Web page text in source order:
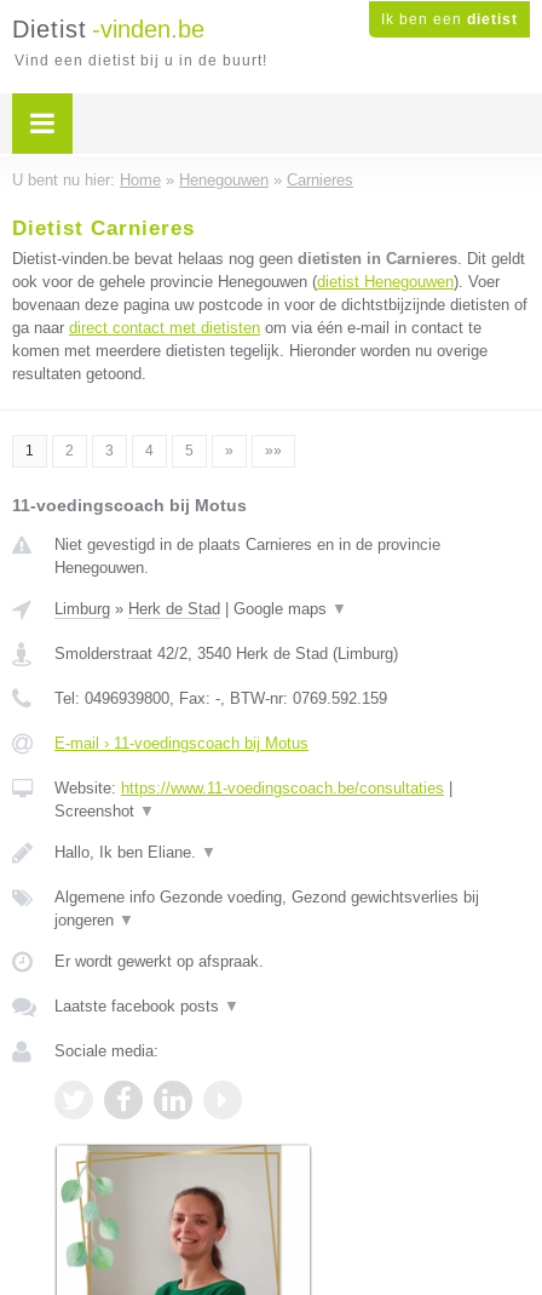
Ik ben een dietist
Dietist -vinden.be
Vind een dietist bij u in de buurt!
U bent nu hier: Home » Henegouwen » Carnieres
Dietist Carnieres
Dietist-vinden.be bevat helaas nog geen dietisten in Carnieres. Dit geldt
ook voor de gehele provincie Henegouwen (dietist Henegouwen). Voer
bovenaan deze pagina uw postcode in voor de dichtstbijzijnde dietisten of
ga naar direct contact met dietisten om via één e-mail in contact te
komen met meerdere dietisten tegelijk. Hieronder worden nu overige
resultaten getoond.
1 2 3 4 5 » »»
11-voedingscoach bij Motus
Niet gevestigd in de plaats Carnieres en in de provincie
Henegouwen.
Limburg » Herk de Stad Google maps ▼
Smolderstraat 42/2, 3540 Herk de Stad (Limburg)
Tel: 0496939800, Fax: -, BTW-nr: 0769.592.159
E-mail › 11-voedingscoach bij Motus
Website: https://www.11-voedingscoach.be/consultaties
Screenshot ▼
Hallo, Ik ben Eliane. ▼
Algemene info Gezonde voeding, Gezond gewichtsverlies bij
jongeren ▼
Er wordt gewerkt op afspraak.
Laatste facebook posts ▼
Sociale media: